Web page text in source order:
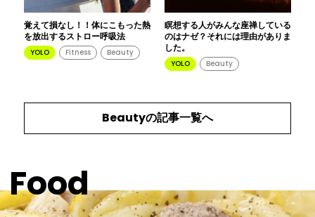
覚えて損なし！！体にこもった熱
を放出するストロー呼吸法
YOLO Fitness Beauty
瞑想する人がみんな座禅している
のはナゼ？それには理由がありま
した。
YOLO Beauty
Beautyの記事一覧へ
Food